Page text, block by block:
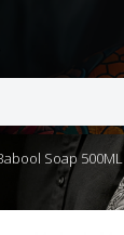
Soap 500ML